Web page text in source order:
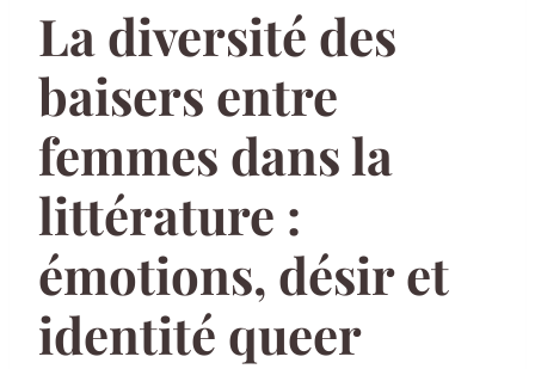
La diversité des
baisers entre
femmes dans la
littérature :
émotions, désir et
identité queer